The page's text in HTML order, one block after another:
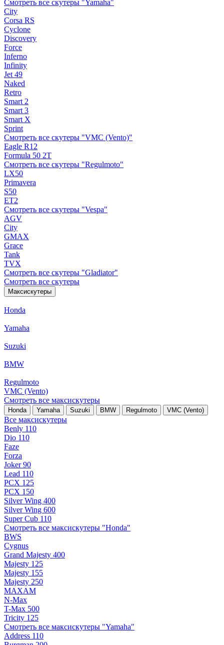
Смотреть все скутеры "Yamaha"
City
Corsa RS
Cyclone
Discovery
Force
Inferno
Infinity
Jet 49
Naked
Retro
Smart 2
Smart 3
Smart X
Sprint
Смотреть все скутеры "VMC (Vento)"
Eagle R12
Formula 50 2Т
Смотреть все скутеры "Regulmoto"
LX50
Primavera
S50
ET2
Смотреть все скутеры "Vespa"
AGV
City
GMAX
Grace
Tank
TVX
Смотреть все скутеры "Gladiator"
Смотреть все скутеры
Максискутеры
Honda
Yamaha
Suzuki
BMW
Regulmoto
VMC (Vento)
Смотреть все максискутеры
Honda Yamaha Suzuki BMW Regulmoto VMC (Vento)
Все максискутеры
Benly 110
Dio 110
Faze
Forza
Joker 90
Lead 110
PCX 125
PCX 150
Silver Wing 400
Silver Wing 600
Super Cub 110
Смотреть все максискутеры "Honda"
BWS
Cygnus
Grand Majesty 400
Majesty 125
Majesty 155
Majesty 250
MAXAM
N-Max
T-Max 500
Tricity 125
Смотреть все максискутеры "Yamaha"
Address 110